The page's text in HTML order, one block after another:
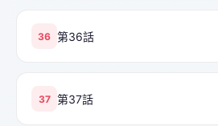
36 第36話
37 第37話